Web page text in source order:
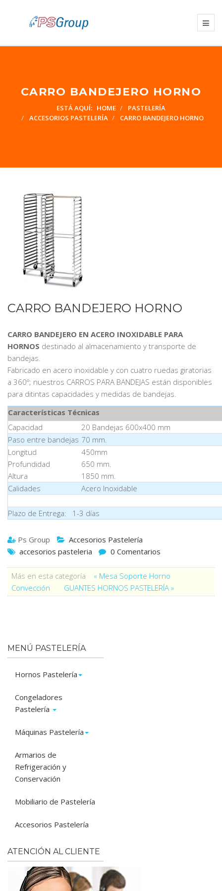
CARRO BANDEJERO HORNO
ESTÁ AQUÍ: HOME
PASTELERÍA
ACCESORIOS PASTELERÍA
CARRO BANDEJERO HORNO
CARRO BANDEJERO HORNO
CARRO BANDEJERO EN ACERO INOXIDABLE PARA
HORNOS destinado al almacenamiento y transporte de
bandejas.
Fabricado en acero inoxidable y con cuatro ruedas giratorias
a 360º; nuestros CARROS PARA BANDEJAS están disponibles
para ditintas capacidades y medidas de bandejas.
Características Técnicas
Capacidad
20 Bandejas 600x400 mm
Paso entre bandejas 70 mm.
Longitud
Profundidad
Altura
450mm
650 mm.
1850 mm.
Calidades
Acero Inoxidable
Plazo de Entrega: 1-3 días
Ps Group
Accesorios Pastelería
accesorios pasteleria
0 Comentarios
Más en esta categoría
« Mesa Soporte Horno
Convección
GUANTES HORNOS PASTELERÍA »
MENÚ PASTELERÍA
Hornos Pastelería
Congeladores
Pastelería
Máquinas Pastelería
Armarios de
Refrigeración y
Conservación
Mobiliario de Pastelería
Accesorios Pastelería
ATENCIÓN AL CLIENTE